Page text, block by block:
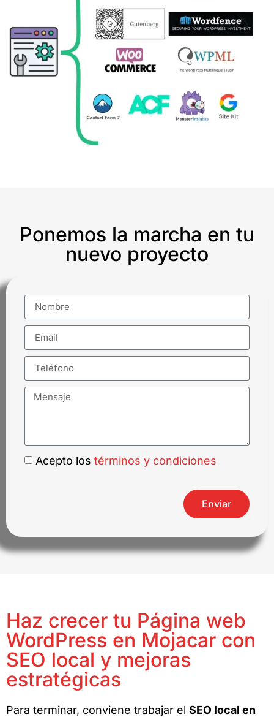
Ponemos la marcha en tu
nuevo proyecto
Acepto los términos y condiciones
Enviar
Haz crecer tu Página web
WordPress en Mojacar con
SEO local y mejoras
estratégicas
Para terminar, conviene trabajar el SEO local en